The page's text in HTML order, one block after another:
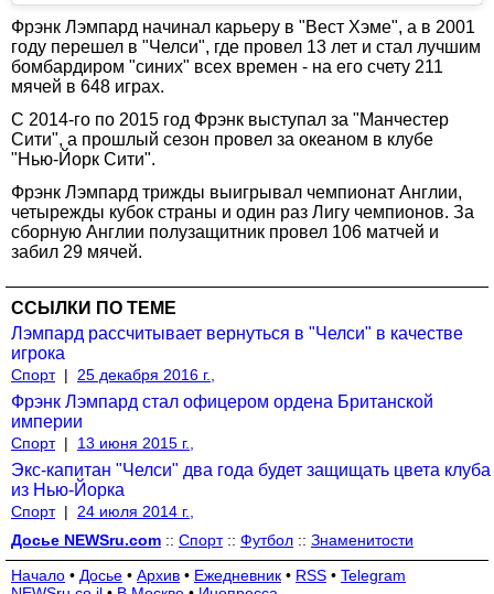
Фрэнк Лэмпард начинал карьеру в "Вест Хэме", а в 2001
году перешел в "Челси", где провел 13 лет и стал лучшим
бомбардиром "синих" всех времен - на его счету 211
мячей в 648 играх.
С 2014-го по 2015 год Фрэнк выступал за "Манчестер
Сити", а прошлый сезон провел за океаном в клубе
"Нью-Йорк Сити".
Фрэнк Лэмпард трижды выигрывал чемпионат Англии,
четырежды кубок страны и один раз Лигу чемпионов. За
сборную Англии полузащитник провел 106 матчей и
забил 29 мячей.
ССЫЛКИ ПО ТЕМЕ
Лэмпард рассчитывает вернуться в "Челси" в качестве
игрока
Спорт | 25 декабря 2016 г.,
Фрэнк Лэмпард стал офицером ордена Британской
империи
Спорт | 13 июня 2015 г.,
Экс-капитан "Челси" два года будет защищать цвета клуба
из Нью-Йорка
Спорт |
24 июля 2014 г.,
Досье NEWSru.com :: Спорт:: Футбол :: Знаменитости
Начало • Досье • Архив • Ежедневник • RSS • Telegram